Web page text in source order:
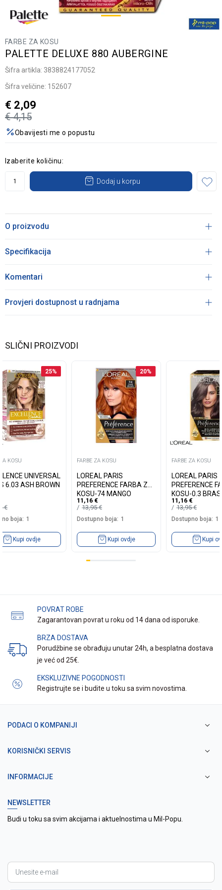
FARBE ZA KOSU
PALETTE DELUXE 880 AUBERGINE
Šifra artikla: 3838824177052
Šifra veličine: 152607
€ 4,15
€ 2,09
Obavijesti me o popustu
Izaberite količinu:
Dodaj u korpu
O proizvodu
Specifikacija
Komentari
Provjeri dostupnost u radnjama
SLIČNI PROIZVODI
25%
KOSU
UNIVERSAL
6.03 ASH BROWN
€
boja: 1
Kupi ovdje
20%
FARBE ZA KOSU
LOREAL PARIS
PREFERENCE FARBA ZA
KOSU-74 MANGO
INTENSE COOPER
11,16 €
13,95€
Dostupno boja: 1
Kupi ovdje
FARBE ZA KOSU
LOREAL PARIS
PREFERENCE
KOSU-0.3
DARK BROWN
11,16 €
13,95€
Dostupno boja: 1
Kupi
POVRAT ROBE
Zagarantovan povrat u roku od 14 dana od isporuke.
BRZA DOSTAVA
Porudžbine se obrađuju unutar 24h, a besplatna dostava
je već od 25€.
EKSKLUZIVNE POGODNOSTI
Registrujte se i budite u toku sa svim novostima.
PODACI O KOMPANIJI
KORISNIČKI SERVIS
INFORMACIJE
NEWSLETTER
Budi u toku sa svim akcijama i aktuelnostima u Mil-Popu.